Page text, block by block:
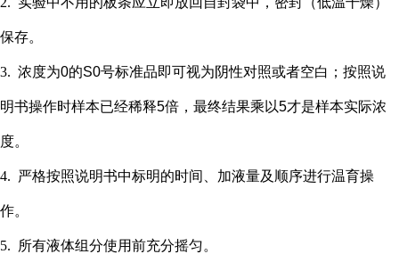
保存。
3. 浓度为0的S0号标准品即可视为阴性对照或者空白；按照说
明书操作时样本已经稀释5倍，最终结果乘以5才是样本实际浓
度。
4. 严格按照说明书中标明的时间、加液量及顺序进行温育操
作。
5. 所有液体组分使用前充分摇匀。